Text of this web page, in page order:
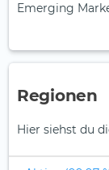
Emerging
Regionen
Hier siehst du